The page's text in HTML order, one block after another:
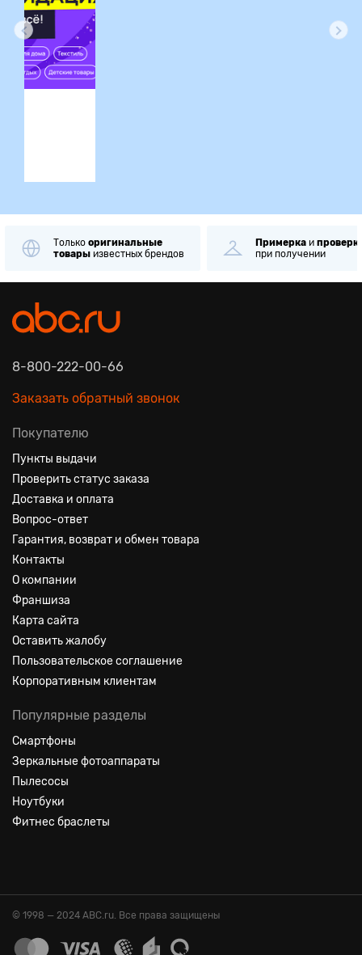
Только оригинальные
товары известных брендов
Примерка и
при получении
8-800-222-00-66
Заказать обратный звонок
Покупателю
Пункты выдачи
Проверить статус заказа
Доставка и оплата
Вопрос-ответ
Гарантия, возврат и обмен товара
Контакты
О компании
Франшиза
Карта сайта
Оставить жалобу
Пользовательское соглашение
Корпоративным клиентам
Популярные разделы
Смартфоны
Зеркальные фотоаппараты
Пылесосы
Ноутбуки
Фитнес браслеты
© 1998 — 2024 ABC.ru. Все права защищены